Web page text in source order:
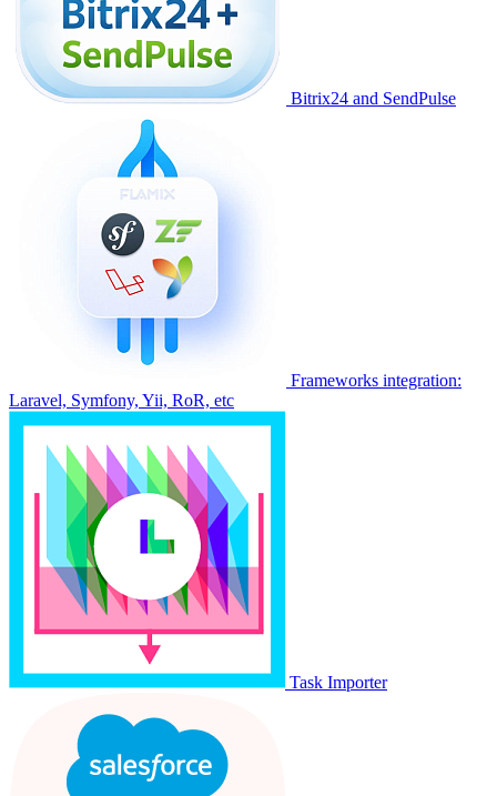
Bitrix24 and SendPulse
Frameworks integration:
Laravel, Symfony, Yii, RoR, etc
Task Importer